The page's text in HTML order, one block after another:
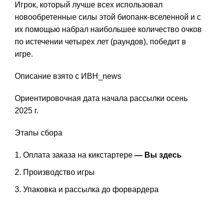
Игрок, который лучше всех использовал
новообретенные силы этой биопанк-вселенной и с
их помощью набрал наибольшее количество очков
по истечении четырех лет (раундов), победит в
игре.
Описание взято с ИВН_news
Ориентировочная дата начала рассылки осень
2025 г.
Этапы сбора
Оплата заказа на кикстартере — Вы здесь
Производство игры
Упаковка и рассылка до форвардера